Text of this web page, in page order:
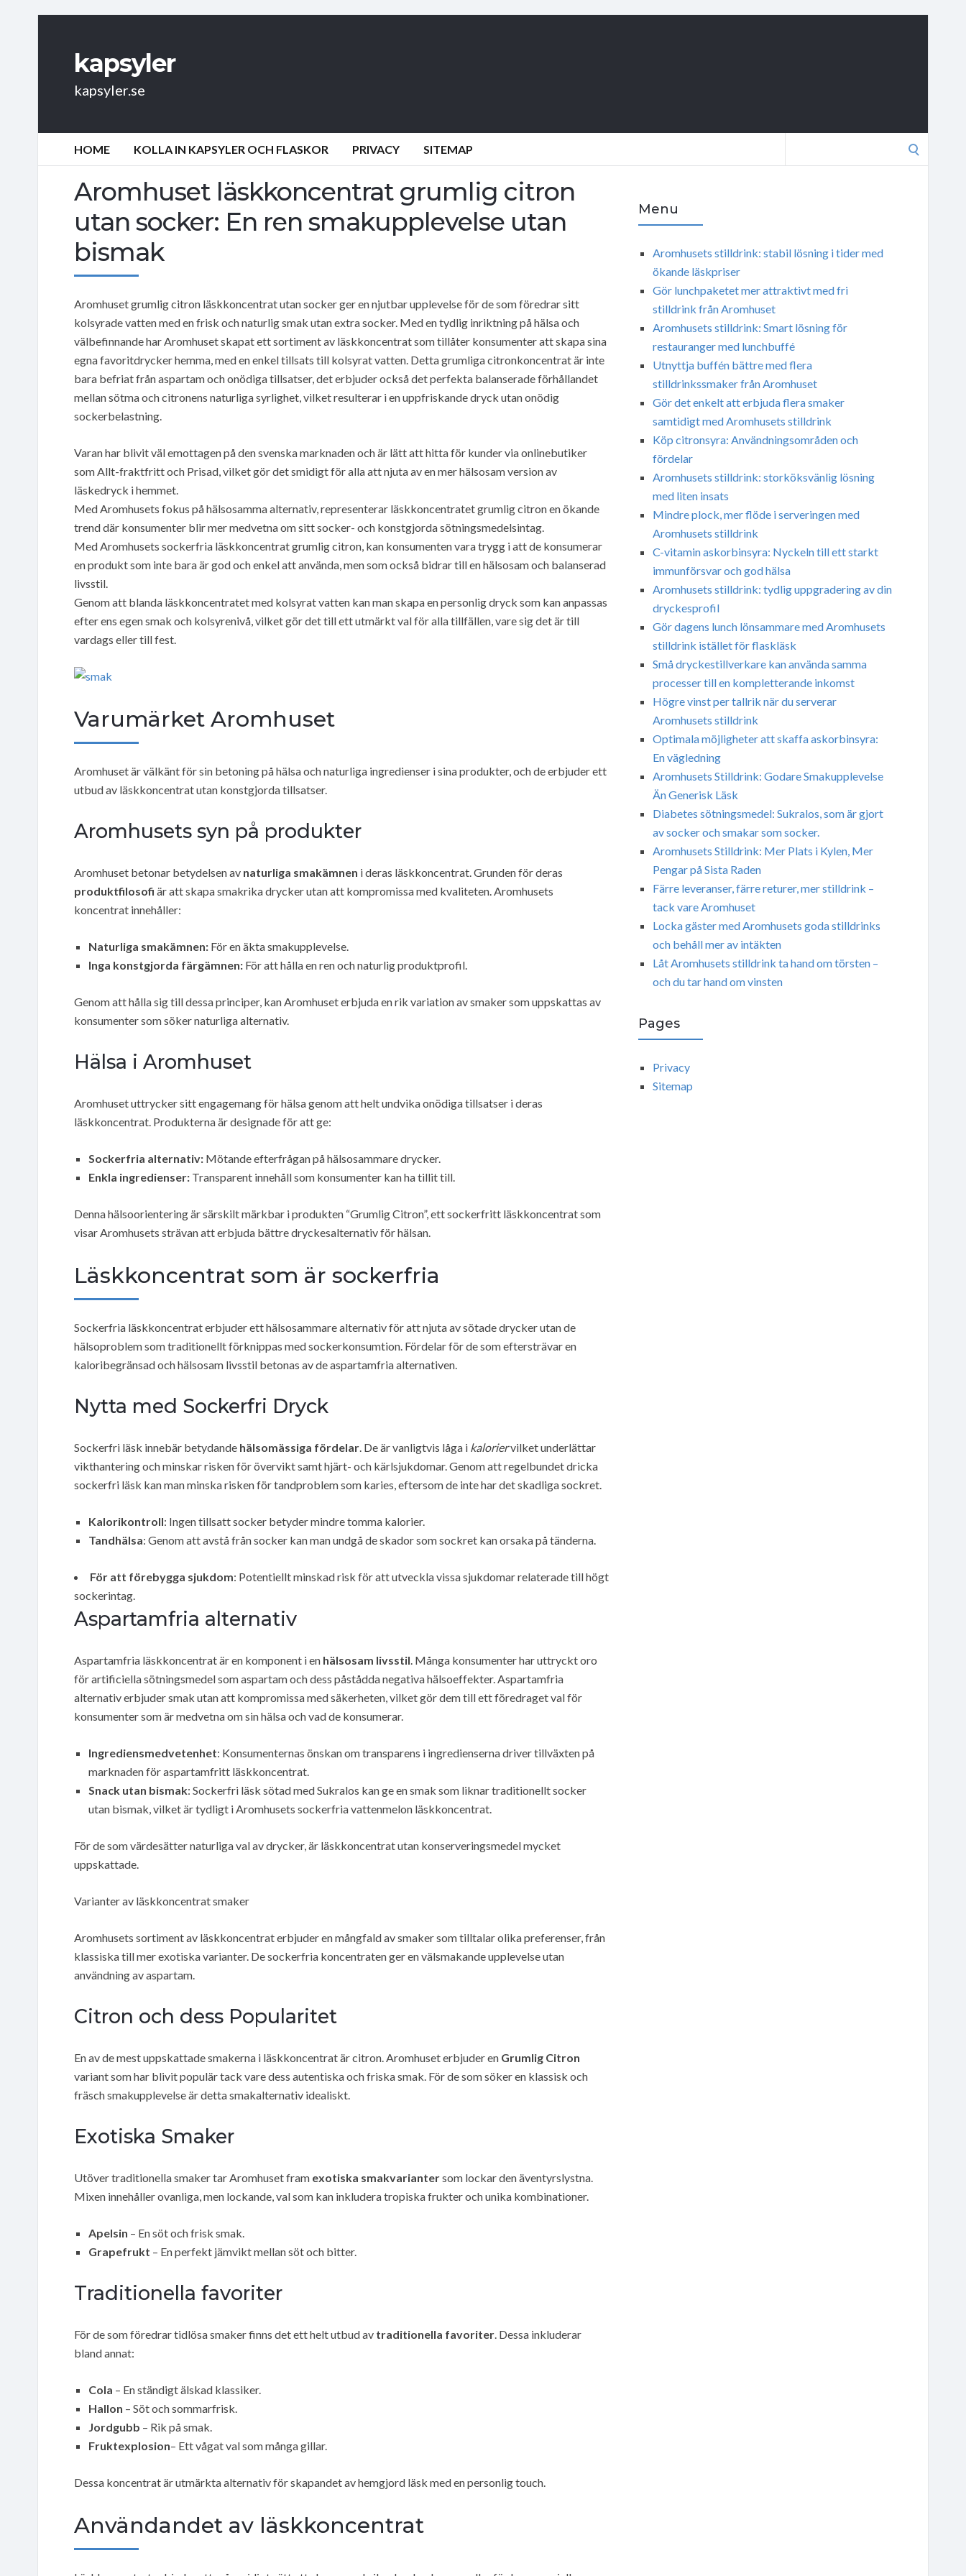
kapsyler
kapsyler.se
HOME KOLLA IN KAPSYLER OCH FLASKOR PRIVACY SITEMAP
Aromhuset läskkoncentrat grumlig citron
utan socker: En ren smakupplevelse utan
bismak
Aromhuset grumlig citron läskkoncentrat utan socker ger en njutbar upplevelse för de som föredrar sitt
kolsyrade vatten med en frisk och naturlig smak utan extra socker. Med en tydlig inriktning på hälsa och
välbefinnande har Aromhuset skapat ett sortiment av läskkoncentrat som tillåter konsumenter att skapa sina
egna favoritdrycker hemma, med en enkel tillsats till kolsyrat vatten. Detta grumliga citronkoncentrat är inte
bara befriat från aspartam och onödiga tillsatser, det erbjuder också det perfekta balanserade förhållandet
mellan sötma och citronens naturliga syrlighet, vilket resulterar i en uppfriskande dryck utan onödig
sockerbelastning.
Varan har blivit väl emottagen på den svenska marknaden och är lätt att hitta för kunder via onlinebutiker
som Allt-fraktfritt och Prisad, vilket gör det smidigt för alla att njuta av en mer hälsosam version av
läskedryck i hemmet.
Med Aromhusets fokus på hälsosamma alternativ, representerar läskkoncentratet grumlig citron en ökande
trend där konsumenter blir mer medvetna om sitt socker- och konstgjorda sötningsmedelsintag.
Med Aromhusets sockerfria läskkoncentrat grumlig citron, kan konsumenten vara trygg i att de konsumerar
en produkt som inte bara är god och enkel att använda, men som också bidrar till en hälsosam och balanserad
livsstil.
Genom att blanda läskkoncentratet med kolsyrat vatten kan man skapa en personlig dryck som kan anpassas
efter ens egen smak och kolsyrenivå, vilket gör det till ett utmärkt val för alla tillfällen, vare sig det är till
vardags eller till fest.
Varumärket Aromhuset
Aromhuset är välkänt för sin betoning på hälsa och naturliga ingredienser i sina produkter, och de erbjuder ett
utbud av läskkoncentrat utan konstgjorda tillsatser.
Aromhusets syn på produkter
Aromhuset betonar betydelsen av naturliga smakämnen i deras läskkoncentrat. Grunden för deras
produktfilosofi är att skapa smakrika drycker utan att kompromissa med kvaliteten. Aromhusets
koncentrat innehåller:
Naturliga smakämnen: För en äkta smakupplevelse.
Inga konstgjorda färgämnen: För att hålla en ren och naturlig produktprofil.
Genom att hålla sig till dessa principer, kan Aromhuset erbjuda en rik variation av smaker som uppskattas av
konsumenter som söker naturliga alternativ.
Hälsa i Aromhuset
Aromhuset uttrycker sitt engagemang för hälsa genom att helt undvika onödiga tillsatser i deras
läskkoncentrat. Produkterna är designade för att ge:
Sockerfria alternativ: Mötande efterfrågan på hälsosammare drycker.
Enkla ingredienser: Transparent innehåll som konsumenter kan ha tillit till.
Denna hälsoorientering är särskilt märkbar i produkten “Grumlig Citron”, ett sockerfritt läskkoncentrat som
visar Aromhusets strävan att erbjuda bättre dryckesalternativ för hälsan.
Läskkoncentrat som är sockerfria
Sockerfria läskkoncentrat erbjuder ett hälsosammare alternativ för att njuta av sötade drycker utan de
hälsoproblem som traditionellt förknippas med sockerkonsumtion. Fördelar för de som eftersträvar en
kaloribegränsad och hälsosam livsstil betonas av de aspartamfria alternativen.
Nytta med Sockerfri Dryck
Sockerfri läsk innebär betydande hälsomässiga fördelar. De är vanligtvis låga i kaloriervilket underlättar
vikthantering och minskar risken för övervikt samt hjärt- och kärlsjukdomar. Genom att regelbundet dricka
sockerfri läsk kan man minska risken för tandproblem som karies, eftersom de inte har det skadliga sockret.
Kalorikontroll: Ingen tillsatt socker betyder mindre tomma kalorier.
Tandhälsa: Genom att avstå från socker kan man undgå de skador som sockret kan orsaka på tänderna.
För att förebygga sjukdom: Potentiellt minskad risk för att utveckla vissa sjukdomar relaterade till högt
sockerintag.
Aspartamfria alternativ
Aspartamfria läskkoncentrat är en komponent i en hälsosam livsstil. Många konsumenter har uttryckt oro
för artificiella sötningsmedel som aspartam och dess påstådda negativa hälsoeffekter. Aspartamfria
alternativ erbjuder smak utan att kompromissa med säkerheten, vilket gör dem till ett föredraget val för
konsumenter som är medvetna om sin hälsa och vad de konsumerar.
Ingrediensmedvetenhet: Konsumenternas önskan om transparens i ingredienserna driver tillväxten på
marknaden för aspartamfritt läskkoncentrat.
Snack utan bismak: Sockerfri läsk sötad med Sukralos kan ge en smak som liknar traditionellt socker
utan bismak, vilket är tydligt i Aromhusets sockerfria vattenmelon läskkoncentrat.
För de som värdesätter naturliga val av drycker, är läskkoncentrat utan konserveringsmedel mycket
uppskattade.
Varianter av läskkoncentrat smaker
Aromhusets sortiment av läskkoncentrat erbjuder en mångfald av smaker som tilltalar olika preferenser, från
klassiska till mer exotiska varianter. De sockerfria koncentraten ger en välsmakande upplevelse utan
användning av aspartam.
Citron och dess Popularitet
En av de mest uppskattade smakerna i läskkoncentrat är citron. Aromhuset erbjuder en Grumlig Citron
variant som har blivit populär tack vare dess autentiska och friska smak. För de som söker en klassisk och
fräsch smakupplevelse är detta smakalternativ idealiskt.
Exotiska Smaker
Utöver traditionella smaker tar Aromhuset fram exotiska smakvariantersom lockar den äventyrslystna.
Mixen innehåller ovanliga, men lockande, val som kan inkludera tropiska frukter och unika kombinationer.
Apelsin – En söt och frisk smak.
Grapefrukt – En perfekt jämvikt mellan söt och bitter.
Traditionella favoriter
För de som föredrar tidlösa smaker finns det ett helt utbud av traditionella favoriter. Dessa inkluderar
bland annat:
Cola – En ständigt älskad klassiker.
Hallon – Söt och sommarfrisk.
Jordgubb – Rik på smak.
Fruktexplosion– Ett vågat val som många gillar.
Dessa koncentrat är utmärkta alternativ för skapandet av hemgjord läsk med en personlig touch.
Användandet av läskkoncentrat
Menu
Aromhusets stilldrink: stabil lösning i tider med
ökande läskpriser
Gör lunchpaketet mer attraktivt med fri
stilldrink från Aromhuset
Aromhusets stilldrink: Smart lösning för
restauranger med lunchbuffé
Utnyttja buffén bättre med flera
stilldrinkssmaker från Aromhuset
Gör det enkelt att erbjuda flera smaker
samtidigt med Aromhusets stilldrink
Köp citronsyra: Användningsområden och
fördelar
Aromhusets stilldrink: storköksvänlig lösning
med liten insats
Mindre plock, mer flöde i serveringen med
Aromhusets stilldrink
C-vitamin askorbinsyra: Nyckeln till ett starkt
immunförsvar och god hälsa
Aromhusets stilldrink: tydlig uppgradering av din
dryckesprofil
Gör dagens lunch lönsammare med Aromhusets
stilldrink istället för flaskläsk
Små dryckestillverkare kan använda samma
processer till en kompletterande inkomst
Högre vinst per tallrik när du serverar
Aromhusets stilldrink
Optimala möjligheter att skaffa askorbinsyra:
En vägledning
Aromhusets Stilldrink: Godare Smakupplevelse
Än Generisk Läsk
Diabetes sötningsmedel: Sukralos, som är gjort
av socker och smakar som socker.
Aromhusets Stilldrink: Mer Plats i Kylen, Mer
Pengar på Sista Raden
Färre leveranser, färre returer, mer stilldrink –
tack vare Aromhuset
Locka gäster med Aromhusets goda stilldrinks
och behåll mer av intäkten
Låt Aromhusets stilldrink ta hand om törsten –
och du tar hand om vinsten
Pages
Privacy
Sitemap